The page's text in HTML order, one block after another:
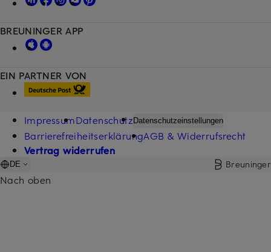
EIN PARTNER VON
BREUNINGER APP
ImpressumDatenschutzDatenschutzeinstellungen
BarrierefreiheitserklärungAGB & Widerrufsrecht
Vertrag widerrufen
DE Breuninger
Nach oben